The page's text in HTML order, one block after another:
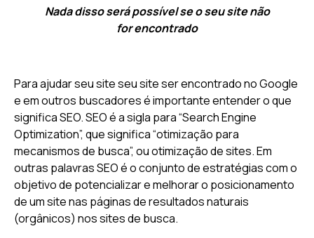
Nada disso será possível se o seu site não
for encontrado
Para ajudar seu site seu site ser encontrado no Google
e em outros buscadores é importante entender o que
significa SEO. SEO é a sigla para “Search Engine
Optimization”, que significa “otimização para
mecanismos de busca”, ou otimização de sites. Em
outras palavras SEO é o conjunto de estratégias com o
objetivo de potencializar e melhorar o posicionamento
de um site nas páginas de resultados naturais
(orgânicos) nos sites de busca.